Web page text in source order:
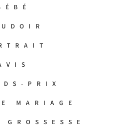
PRIX
MARIAGE